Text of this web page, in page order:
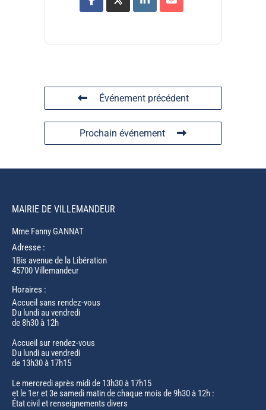
Événement précédent
Prochain événement
MAIRIE DE VILLEMANDEUR
Mme Fanny GANNAT
Adresse :
1Bis avenue de la Libération
45700 Villemandeur
Horaires :
Accueil sans rendez-vous
Du lundi au vendredi
de 8h30 à 12h
Accueil sur rendez-vous
Du lundi au vendredi
de 13h30 à 17h15
Le mercredi après midi de 13h30 à 17h15
et le 1er et 3e samedi matin de chaque mois de 9h30 à 12h :
État civil et renseignements divers